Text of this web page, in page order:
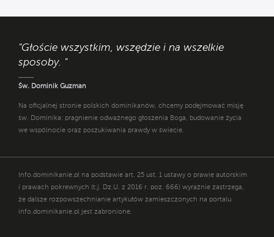
"Głoście wszystkim, wszędzie i na wszelkie
sposoby. "
Św. Dominik Guzman
Na oficjalnej stronie polskich dominikanów, chcemy podejmować misję
św. Dominika: pragnienie odważnego głoszenia Boga, budowanie życia
we wspólnocie oraz poszukiwania prawdy w świecie.
Info.dominikanie.pl na podstawie art. 25 ust. 1 ustawy o prawie autorskim
i prawach pokrewnych (t.j. Dz.U. z 2016 r. poz. 666) wyraźnie zastrzega,
że dalsze rozpowszechnianie artykułów zamieszczonych na portalu
info.dominikanie.pl jest zabronione.